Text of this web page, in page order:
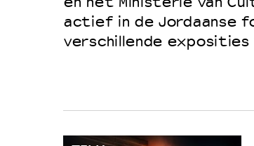
actief in de Jordaanse
verschillende exposities